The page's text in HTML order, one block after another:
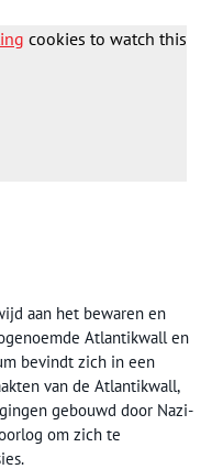
cookies to watch this
aan het bewaren en
Atlantikwall en
bevindt zich in een
van de Atlantikwall,
gebouwd door Nazi-
om zich te